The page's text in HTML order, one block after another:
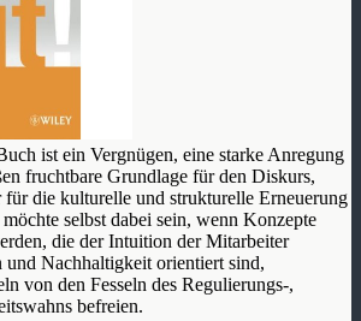
ist ein Vergnügen, eine starke Anregung
fruchtbare Grundlage für den Diskurs,
für die kulturelle und strukturelle Erneuerung
selbst dabei sein, wenn Konzepte
die der Intuition der Mitarbeiter
und Nachhaltigkeit orientiert sind,
von den Fesseln des Regulierungs-,
befreien.